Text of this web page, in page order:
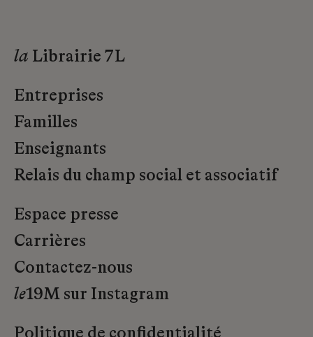
la Librairie 7L
Entreprises
Familles
Enseignants
Relais du champ social et associatif
Espace presse
Carrières
Contactez-nous
le19M sur Instagram